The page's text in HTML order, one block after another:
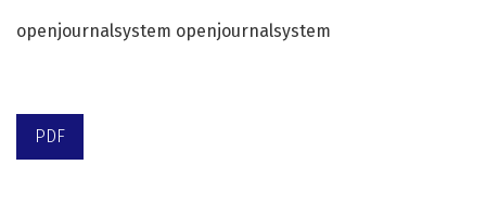
openjournalsystem openjournalsystem
PDF